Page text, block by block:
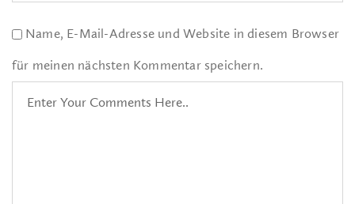
Name, E-Mail-Adresse und Website in diesem Browser
für meinen nächsten Kommentar speichern.